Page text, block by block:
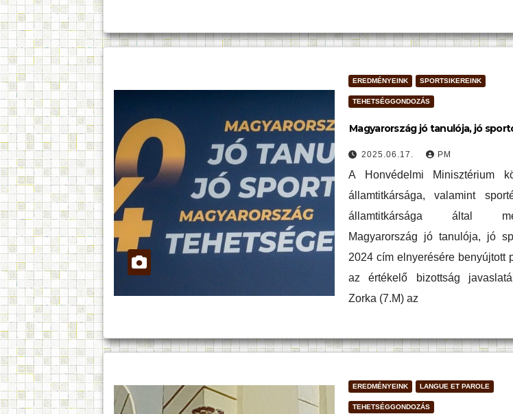
EREDMÉNYEINK SPORTSIKEREINK
TEHETSÉGGONDOZÁS
Magyarország jó tanulója, jó
2025.06.17. PM
A Honvédelmi Minisztérium
államtitkársága, valamint
államtitkársága által
Magyarország jó tanulója, jó
2024 cím elnyerésére benyújtott
az értékelő bizottság
Zorka (7.M) az
EREDMÉNYEINK LANGUE ET PAROLE
TEHETSÉGGONDOZÁS